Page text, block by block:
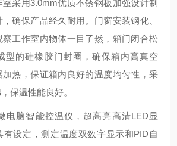
采用3.0mm优质不锈钢板加强设计制
确保产品经久耐用。门窗安装钢化、
工作室内物体一目了然，箱门闭合松
型的硅橡胶门封圈，确保箱内高真空
加热，保证箱内良好的温度均匀性，采
保温性能良好。
电脑智能控温仪，超高亮高清LED显
有设定，测定温度双数字显示和PID自